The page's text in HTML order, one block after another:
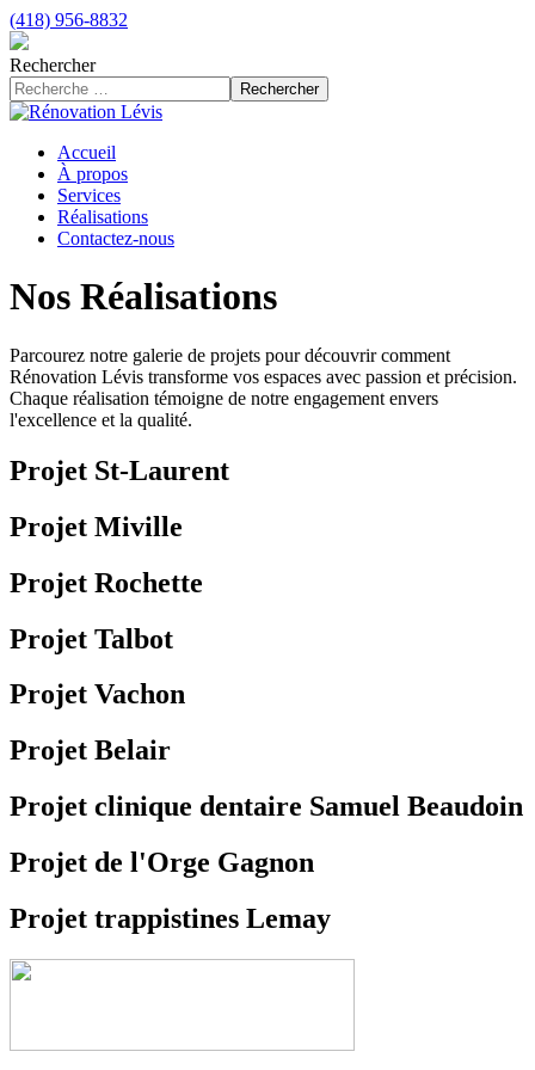
(418) 956-8832
Rechercher
Rechercher
Accueil
À propos
Services
Réalisations
Contactez-nous
Nos Réalisations
Parcourez notre galerie de projets pour découvrir comment
Rénovation Lévis transforme vos espaces avec passion et précision.
Chaque réalisation témoigne de notre engagement envers
l'excellence et la qualité.
Projet St-Laurent
Projet Miville
Projet Rochette
Projet Talbot
Projet Vachon
Projet Belair
Projet clinique dentaire Samuel Beaudoin
Projet de l'Orge Gagnon
Projet trappistines Lemay